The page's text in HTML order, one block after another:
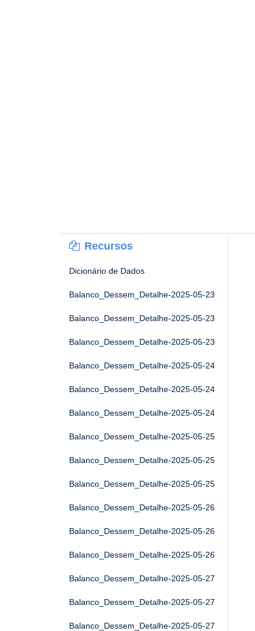
Recursos
Dicionário de Dados
Balanco_Dessem_Detalhe-2025-05-23
Balanco_Dessem_Detalhe-2025-05-23
Balanco_Dessem_Detalhe-2025-05-23
Balanco_Dessem_Detalhe-2025-05-24
Balanco_Dessem_Detalhe-2025-05-24
Balanco_Dessem_Detalhe-2025-05-24
Balanco_Dessem_Detalhe-2025-05-25
Balanco_Dessem_Detalhe-2025-05-25
Balanco_Dessem_Detalhe-2025-05-25
Balanco_Dessem_Detalhe-2025-05-26
Balanco_Dessem_Detalhe-2025-05-26
Balanco_Dessem_Detalhe-2025-05-26
Balanco_Dessem_Detalhe-2025-05-27
Balanco_Dessem_Detalhe-2025-05-27
Balanco_Dessem_Detalhe-2025-05-27